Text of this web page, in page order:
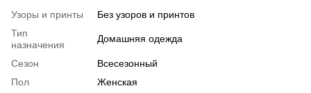
Узоры и принты
Без узоров и принтов
Тип
назначения
Домашняя одежда
Сезон
Всесезонный
Пол
Женская